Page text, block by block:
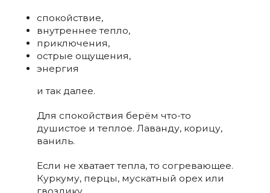
спокойствие,
внутреннее тепло,
приключения,
острые ощущения,
энергия
и так далее.
Для спокойствия берём что-то
душистое и теплое. Лаванду, корицу,
ваниль.
Если не хватает тепла, то согревающее.
Куркуму, перцы, мускатный орех или